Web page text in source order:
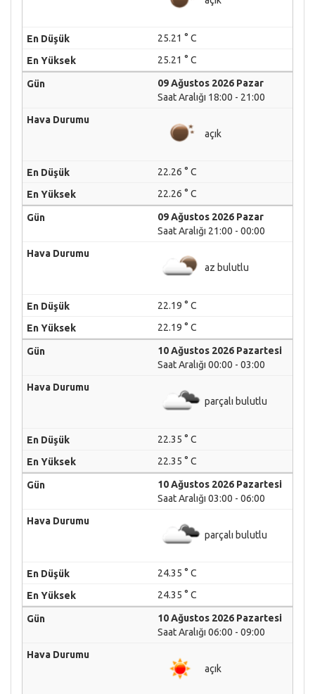
25.21 ° C
25.21 ° C
09 Ağustos 2026 Pazar
Saat Aralığı 18:00 - 21:00
açık
22.26 ° C
22.26 ° C
09 Ağustos 2026 Pazar
Saat Aralığı 21:00 - 00:00
az bulutlu
22.19 ° C
22.19 ° C
10 Ağustos 2026 Pazartesi
Saat Aralığı 00:00 - 03:00
parçalı bulutlu
22.35 ° C
22.35 ° C
10 Ağustos 2026 Pazartesi
Saat Aralığı 03:00 - 06:00
parçalı bulutlu
24.35 ° C
24.35 ° C
10 Ağustos 2026 Pazartesi
Saat Aralığı 06:00 - 09:00
açık